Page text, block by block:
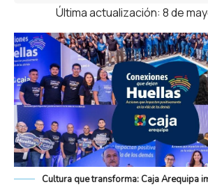
Última actualización: 8 de
Cultura que transforma: Caja Arequipa